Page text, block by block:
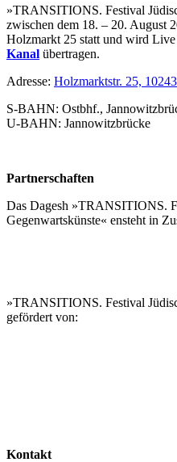
»TRANSITIONS. Festival
zwischen dem 18. – 20. August
Holzmarkt 25 statt und wird Live
Kanal übertragen.
Adresse: Holzmarktstr. 25,
S-BAHN: Ostbhf.,
U-BAHN: Jannowitzbrücke
Partnerschaften
Das Dagesh »TRANSITIONS.
Gegenwartskünste« ensteht in
»TRANSITIONS. Festival
gefördert von:
Kontakt